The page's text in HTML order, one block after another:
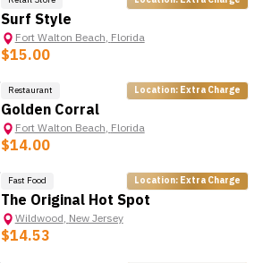
Surf Style
Fort Walton Beach,Florida
$15.00
Restaurant Location: Extra Charge
Golden Corral
Fort Walton Beach,Florida
$14.00
Fast Food Location: Extra Charge
The Original Hot Spot
Wildwood,New Jersey
$14.53